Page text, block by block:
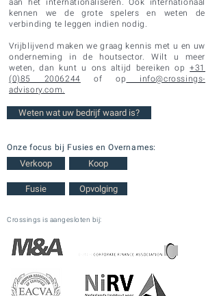
aan het internationaliseren. Ook internationaal
kennen we de grote spelers en weten de
verbinding te leggen indien nodig.
Vrijblijvend maken we graag kennis met u en uw
onderneming in de houtsector. Wilt u meer
weten, dan kunt u ons altijd bereiken op+31
(0)85 2006244 of op info@crossings-
advisory.com.
Weten wat uw bedrijf waard is?
Onze focus bij Fusies en Overnames:
Verkoop Koop
Fusie Opvolging
Crossings is aangesloten bij: